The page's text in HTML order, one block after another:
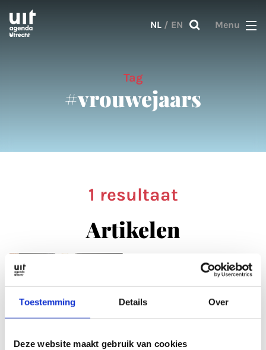
Toestemming Details Over
Deze website maakt gebruik van cookies
Skip to main content
NL / EN Menu
Tag
#vrouwejaars
1 resultaat
Artikelen